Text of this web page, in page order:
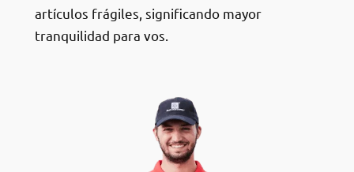
artículos frágiles, significando mayor
tranquilidad para vos.